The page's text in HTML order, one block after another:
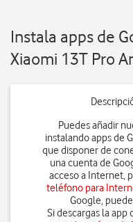
Instala apps de
Xiaomi 13T Pro
Puedes añadir
instalando apps de
que disponer de
una cuenta de
acceso a Internet,
teléfono para
Google,
Si descargas la app